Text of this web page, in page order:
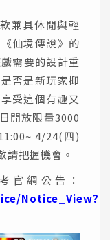
兼具休閒與輕
仙境傳說》的
需要的設計重
否是新玩家抑
受這個有趣又
開放限量3000
4/24(四)
請把握機會。
官網公告：
Notice_View?